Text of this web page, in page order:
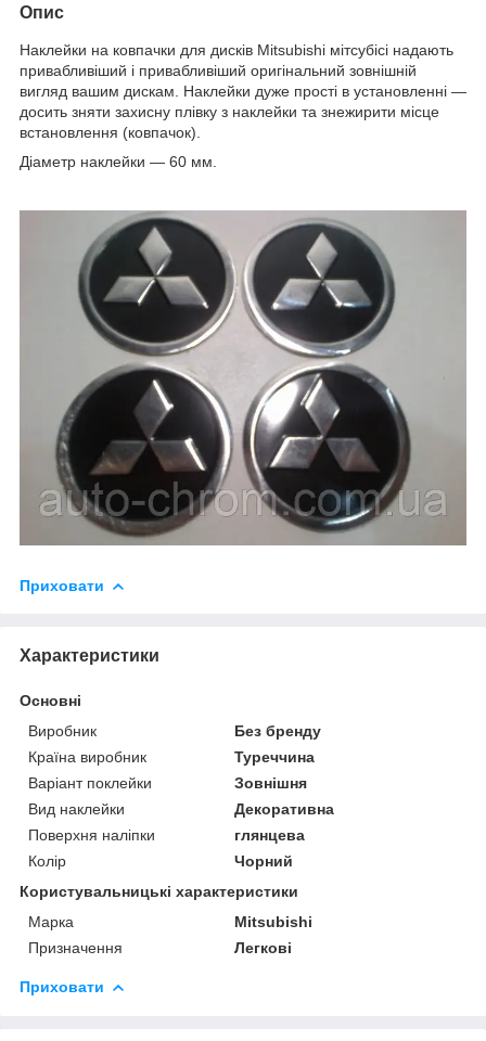
Опис
Наклейки на ковпачки для дисків Mitsubishi мітсубісі надають
привабливіший і привабливіший оригінальний зовнішній
вигляд вашим дискам. Наклейки дуже прості в установленні —
досить зняти захисну плівку з наклейки та знежирити місце
встановлення (ковпачок).
Діаметр наклейки — 60 мм.
Приховати
Характеристики
Основні
Виробник
Без бренду
Країна виробник
Туреччина
Варіант поклейки
Зовнішня
Вид наклейки
Декоративна
Поверхня наліпки
глянцева
Колір
Чорний
Користувальницькі характеристики
Марка
Mitsubishi
Призначення
Легкові
Приховати